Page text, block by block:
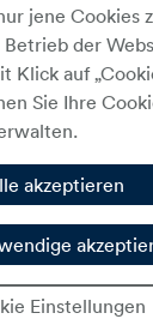
jene Cookies
der
Klick auf
Sie Ihre
akzeptieren
Einstellungen